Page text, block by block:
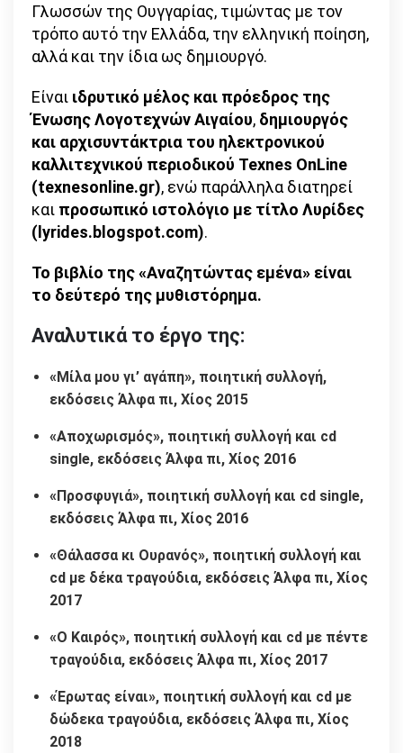
Γλωσσών της Ουγγαρίας, τιμώντας με τον
τρόπο αυτό την Ελλάδα, την ελληνική ποίηση,
αλλά και την ίδια ως δημιουργό.
Είναι ιδρυτικό μέλος και πρόεδρος της
Ένωσης Λογοτεχνών Αιγαίου, δημιουργός
και αρχισυντάκτρια του ηλεκτρονικού
καλλιτεχνικού περιοδικού Texnes OnLine
(texnesonline.gr), ενώ παράλληλα διατηρεί
και προσωπικό ιστολόγιο με τίτλο Λυρίδες
(lyrides.blogspot.com).
Το βιβλίο της «Αναζητώντας εμένα» είναι
το δεύτερό της μυθιστόρημα.
Αναλυτικά το έργο της:
«Μίλα μου γι’ αγάπη», ποιητική συλλογή,
εκδόσεις Άλφα πι, Χίος 2015
«Αποχωρισμός», ποιητική συλλογή και cd
single, εκδόσεις Άλφα πι, Χίος 2016
«Προσφυγιά», ποιητική συλλογή και cd single,
εκδόσεις Άλφα πι, Χίος 2016
«Θάλασσα κι Ουρανός», ποιητική συλλογή και
cd με δέκα τραγούδια, εκδόσεις Άλφα πι, Χίος
2017
«Ο Καιρός», ποιητική συλλογή και cd με πέντε
τραγούδια, εκδόσεις Άλφα πι, Χίος 2017
«Έρωτας είναι», ποιητική συλλογή και cd με
δώδεκα τραγούδια, εκδόσεις Άλφα πι, Χίος
2018